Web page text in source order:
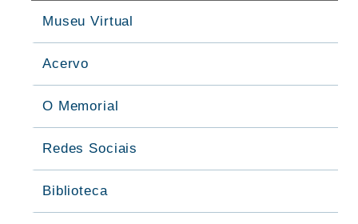
Museu Virtual
Acervo
O Memorial
Redes Sociais
Biblioteca